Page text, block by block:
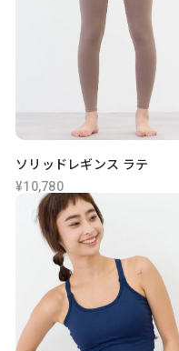
ソリッドレギンス ラテ
¥10,780